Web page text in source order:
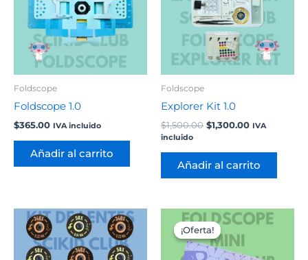
Foldscope
Foldscope 1.0
$365.00 IVA incluido
Añadir al carrito
Foldscope
Explorer Kit 1.0
$1,500.00 $1,300.00 IVA
incluido
Añadir al carrito
¡Oferta!
¡Oferta!
El
precio
original
era:
El
precio
actual
es: